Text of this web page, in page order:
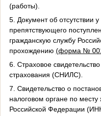
(работы).
5. Документ об отсутствии
препятствующего
гражданскую службу
прохождению (форма №
6. Страховое
страхования (СНИЛС).
7. Свидетельство о
налоговом органе по месту
Российской Федерации